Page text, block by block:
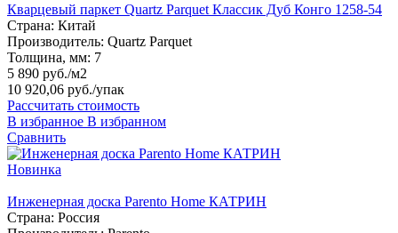
Кварцевый паркет Quartz Parquet Классик Дуб Конго 1258-54
Страна: Китай
Производитель: Quartz Parquet
Толщина, мм: 7
5 890 руб./м2
10 920,06 руб./упак
Рассчитать стоимость
В избранное В избранном
Сравнить
Новинка
Инженерная доска Parento Home КАТРИН
Страна: Россия